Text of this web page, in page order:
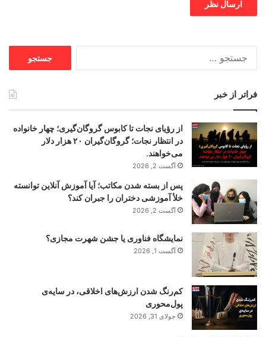
فراتر از خبر
از رؤیای نجات تا کابوس گروگان‌گیری؛ چهار خانواده
در انتظار نجات؛ گروگان‌گیران ۲۰ هزار دلار
می‌خواهند.
آگست 2, 2026
پس از بسته شدن مکاتب؛ آیا آموزش آنلاین توانسته
خلأ آموزشی دختران را جبران کند؟
آگست 2, 2026
نمایشگاه فناوری یا جشن شهرت مجازی؟
آگست 1, 2026
کم‌رنگ شدن ارزش‌های اخلاقی، در سایه‌ی
پول‌محوری
جولای 31, 2026